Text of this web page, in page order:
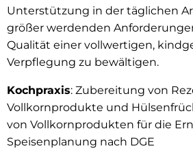
Unterstützung in der täglichen
größer werdenden
Qualität einer vollwertigen,
Verpflegung zu bewältigen.
Kochpraxis: Zubereitung von
Vollkornprodukte und
von Vollkornprodukten für die
Speisenplanung nach DGE